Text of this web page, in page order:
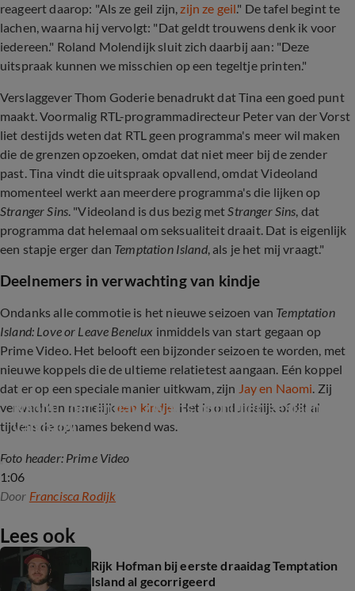
reageert daarop: "Als ze geil zijn,zijn ze geil." De tafel begint te
lachen, waarna hij vervolgt: "Dat geldt trouwens denk ik voor
iedereen." Roland Molendijk sluit zich daarbij aan: "Deze
uitspraak kunnen we misschien op een tegeltje printen."
Verslaggever Thom Goderie benadrukt dat Tina een goed punt
maakt. Voormalig RTL-programmadirecteurPeter van der Vorst
liet destijds weten dat RTL geen programma's meer wil maken
die de grenzen opzoeken, omdat dat niet meer bij de zender
past. Tina vindt die uitspraak opvallend, omdat Videoland
momenteel werkt aan meerdere programma's die lijken op
Stranger Sins. "Videoland is dus bezig metStranger Sins, dat
programma dat helemaal om seksualiteit draait. Dat is eigenlijk
een stapje erger dan Temptation Island, als je het mij vraagt."
Deelnemers in verwachting van kindje
Ondanks alle commotie is het nieuwe seizoen van Temptation
Island: Love or Leave Benelux inmiddels van start gegaan op
Prime Video. Het belooft een bijzonder seizoen te worden, met
nieuwe koppels die de ultieme relatietest aangaan. Eén koppel
dat er op een speciale manier uitkwam, zijn Jay en Naomi. Zij
verwachten namelijkeen kindje . Het is onduidelijk of dit al
tijdens de opnames bekend was.
1:06
Naomi Joël en Jay Zwarts onthullen geslacht
van baby
Foto header: Prime Video
Door Francisca Rodijk
Lees ook
Rijk Hofman bij eerste draaidag Temptation
Island al gecorrigeerd